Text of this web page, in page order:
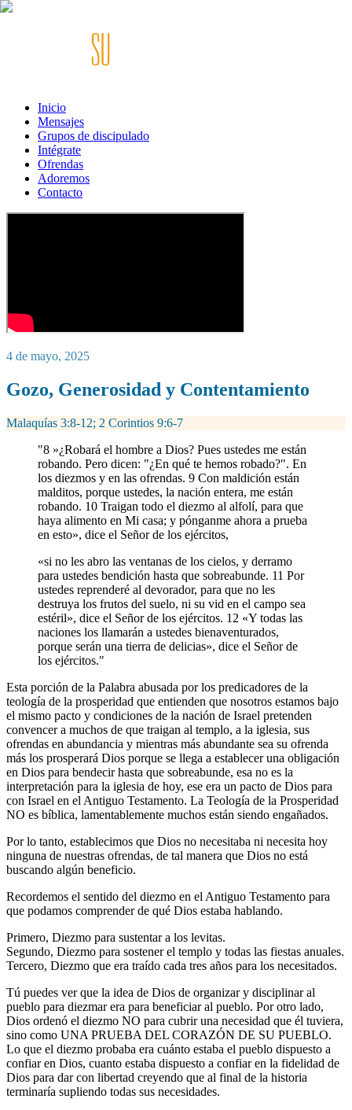
Inicio
Mensajes
Grupos de discipulado
Intégrate
Ofrendas
Adoremos
Contacto
4 de mayo, 2025
Gozo, Generosidad y Contentamiento
Malaquías 3:8-12; 2 Corintios 9:6-7
"8 »¿Robará el hombre a Dios? Pues ustedes me están
robando. Pero dicen: "¿En qué te hemos robado?". En
los diezmos y en las ofrendas. 9 Con maldición están
malditos, porque ustedes, la nación entera, me están
robando. 10 Traigan todo el diezmo al alfolí, para que
haya alimento en Mi casa; y pónganme ahora a prueba
en esto», dice el Señor de los ejércitos,
«si no les abro las ventanas de los cielos, y derramo
para ustedes bendición hasta que sobreabunde. 11 Por
ustedes reprenderé al devorador, para que no les
destruya los frutos del suelo, ni su vid en el campo sea
estéril», dice el Señor de los ejércitos. 12 «Y todas las
naciones los llamarán a ustedes bienaventurados,
porque serán una tierra de delicias», dice el Señor de
los ejércitos."
Esta porción de la Palabra abusada por los predicadores de la
teología de la prosperidad que entienden que nosotros estamos bajo
el mismo pacto y condiciones de la nación de Israel pretenden
convencer a muchos de que traigan al templo, a la iglesia, sus
ofrendas en abundancia y mientras más abundante sea su ofrenda
más los prosperará Dios porque se llega a establecer una obligación
en Dios para bendecir hasta que sobreabunde, esa no es la
interpretación para la iglesia de hoy, ese era un pacto de Dios para
con Israel en el Antiguo Testamento. La Teología de la Prosperidad
NO es bíblica, lamentablemente muchos están siendo engañados.
Por lo tanto, establecimos que Dios no necesitaba ni necesita hoy
ninguna de nuestras ofrendas, de tal manera que Dios no está
buscando algún beneficio.
Recordemos el sentido del diezmo en el Antiguo Testamento para
que podamos comprender de qué Dios estaba hablando.
Primero, Diezmo para sustentar a los levitas.
Segundo, Diezmo para sostener el templo y todas las fiestas anuales.
Tercero, Diezmo que era traído cada tres años para los necesitados.
Tú puedes ver que la idea de Dios de organizar y disciplinar al
pueblo para diezmar era para beneficiar al pueblo. Por otro lado,
Dios ordenó el diezmo NO para cubrir una necesidad que él tuviera,
sino como UNA PRUEBA DEL CORAZÓN DE SU PUEBLO.
Lo que el diezmo probaba era cuánto estaba el pueblo dispuesto a
confiar en Dios, cuanto estaba dispuesto a confiar en la fidelidad de
Dios para dar con libertad creyendo que al final de la historia
terminaría supliendo todas sus necesidades.